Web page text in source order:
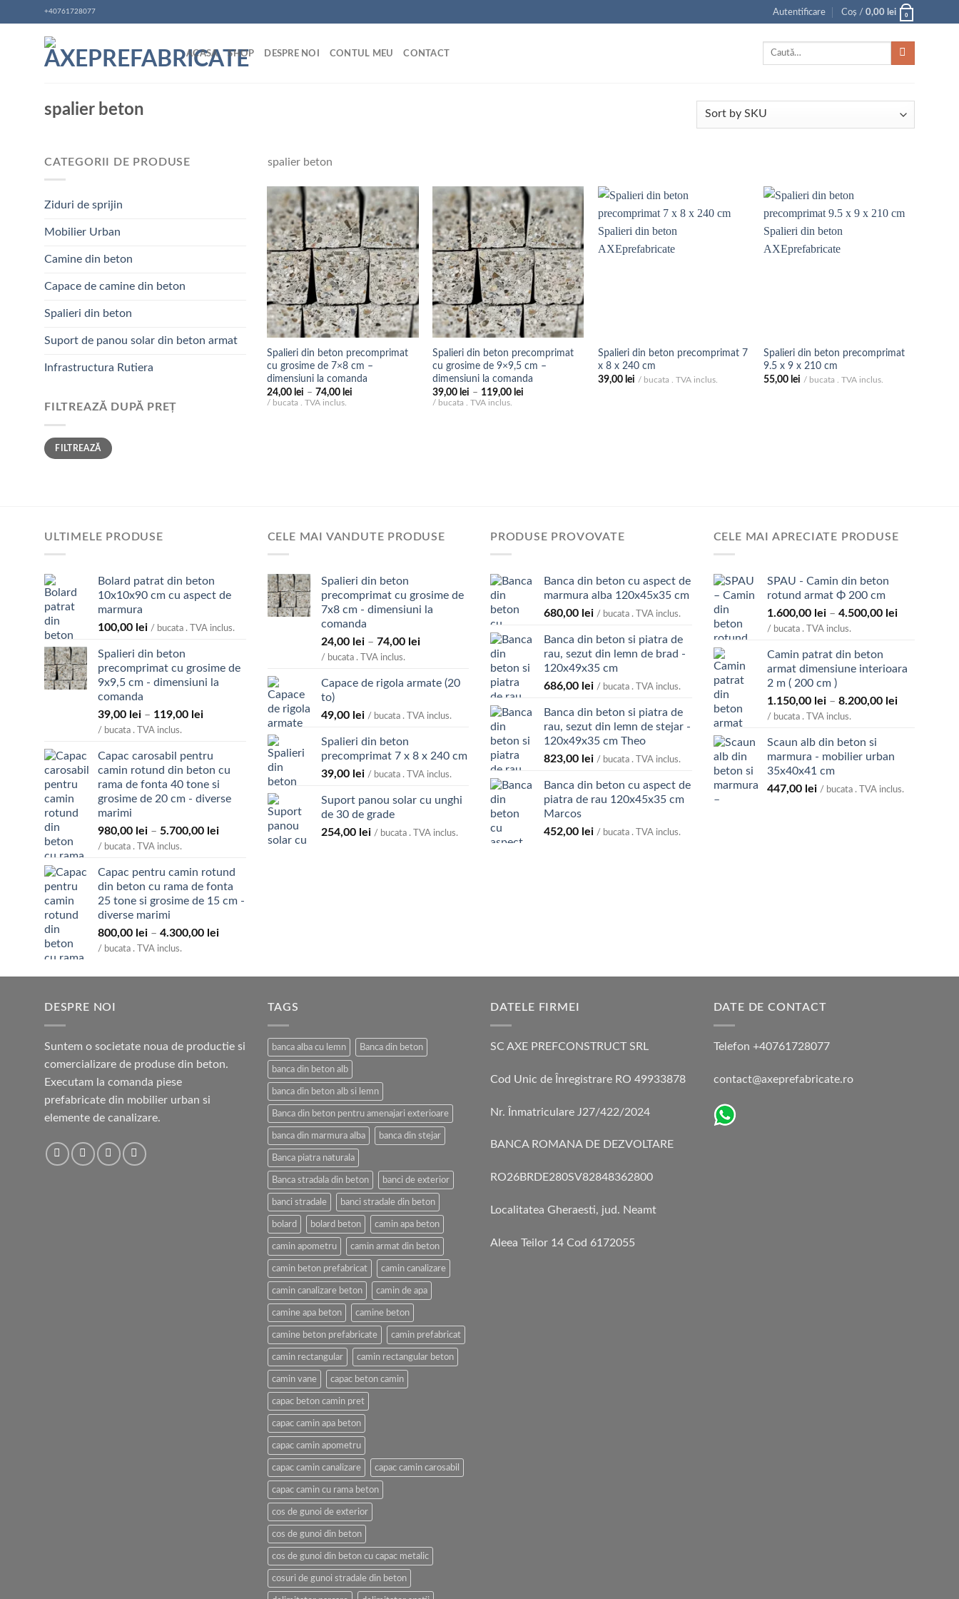
to
+40761728077 Autentificare Coș / 0,00 lei 0
ACASA SHOP DESPRE NOI CONTUL MEU CONTACT
Caută
spalier beton
CATEGORII DE PRODUSE
Ziduri de sprijin
Mobilier Urban
Camine din beton
Capace de camine din beton
Spalieri din beton
Suport de panou solar din beton armat
Infrastructura Rutiera
FILTREAZĂ DUPĂ PREȚ
Preț
minim
Preț
maximFILTREAZĂ
spalier beton
Spalieri din beton precomprimat
cu grosime de 7×8 cm –
dimensiuni la comanda
24,00 lei – 74,00 lei
/ bucata . TVA inclus.
Spalieri din beton precomprimat
cu grosime de 9×9,5 cm –
dimensiuni la comanda
39,00 lei – 119,00 lei
/ bucata . TVA inclus.
Spalieri din beton precomprimat 7
x 8 x 240 cm
39,00 lei / bucata . TVA inclus.
Spalieri din beton precomprimat
9.5 x 9 x 210 cm
55,00 lei / bucata . TVA inclus.
ULTIMELE PRODUSE
Bolard patrat din beton
10x10x90 cm cu aspect de
marmura
100,00 lei / bucata . TVA inclus.
Spalieri din beton
precomprimat cu grosime de
9x9,5 cm - dimensiuni la
comanda
39,00 lei – 119,00 leiInterval
39,00 lei
până
la
119,00 lei
/ bucata . TVA inclus.
Capac carosabil pentru
camin rotund din beton cu
rama de fonta 40 tone si
grosime de 20 cm - diverse
marimi
980,00 lei – 5.700,00 leiInterval
980,00 lei
până
la
/ bucata . TVA inclus.
Capac pentru camin rotund
din beton cu rama de fonta
25 tone si grosime de 15 cm -
diverse marimi
800,00 lei – 4.300,00 leiInterval
800,00 lei
4.300,00 lei
/ bucata . TVA inclus.
CELE MAI VANDUTE PRODUSE
Spalieri din beton
precomprimat cu grosime de
7x8 cm - dimensiuni la
comanda
24,00 lei – 74,00 leiInterval
24,00 lei
la
/ bucata . TVA inclus.
Capace de rigola armate (20
to)
49,00 lei / bucata . TVA inclus.
Spalieri din beton
precomprimat 7 x 8 x 240 cm
39,00 lei / bucata . TVA inclus.
Suport panou solar cu unghi
de 30 de grade
254,00 lei / bucata . TVA inclus.
PRODUSE PROVOVATE
Banca din beton cu aspect de
marmura alba 120x45x35 cm
680,00 lei / bucata . TVA inclus.
Banca din beton si piatra de
rau, sezut din lemn de brad -
120x49x35 cm
686,00 lei / bucata . TVA inclus.
Banca din beton si piatra de
rau, sezut din lemn de stejar -
120x49x35 cm Theo
823,00 lei / bucata . TVA inclus.
Banca din beton cu aspect de
piatra de rau 120x45x35 cm
Marcos
452,00 lei / bucata . TVA inclus.
CELE MAI APRECIATE PRODUSE
SPAU - Camin din beton
rotund armat Φ 200 cm
1.600,00 lei – 4.500,00 leiInterval
până
4.500,00 lei
/ bucata . TVA inclus.
Camin patrat din beton
armat dimensiune interioara
2 m ( 200 cm )
1.150,00 lei – 8.200,00 leiInterval
8.200,00 lei
/ bucata . TVA inclus.
Scaun alb din beton si
marmura - mobilier urban
35x40x41 cm
447,00 lei / bucata . TVA inclus.
DESPRE NOI
Suntem o societate noua de productie si
comercializare de produse din beton.
Executam la comanda piese
prefabricate din mobilier urban si
elemente de canalizare.
TAGS
banca alba cu lemn Banca din beton
banca din beton alb
banca din beton alb si lemn
Banca din beton pentru amenajari exterioare
banca din marmura alba banca din stejar
Banca piatra naturala
Banca stradala din beton banci de exterior
banci stradale banci stradale din beton
bolard bolard beton camin apa beton
camin apometru camin armat din beton
camin beton prefabricat camin canalizare
camin canalizare beton camin de apa
camine apa beton camine beton
camine beton prefabricate camin prefabricat
camin rectangular camin rectangular beton
camin vane capac beton camin
capac beton camin pret
capac camin apa beton
capac camin apometru
capac camin canalizare capac camin carosabil
capac camin cu rama beton
cos de gunoi de exterior
cos de gunoi din beton
cos de gunoi din beton cu capac metalic
cosuri de gunoi stradale din beton
DATELE FIRMEI
SC AXE PREFCONSTRUCT SRL
Cod Unic de Înregistrare RO 49933878
Nr. Înmatriculare J27/422/2024
BANCA ROMANA DE DEZVOLTARE
RO26BRDE280SV82848362800
Localitatea Gheraesti, jud. Neamt
Aleea Teilor 14 Cod 6172055
DATE DE CONTACT
Telefon +40761728077
contact@axeprefabricate.ro